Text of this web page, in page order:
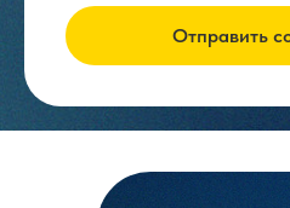
Отправить